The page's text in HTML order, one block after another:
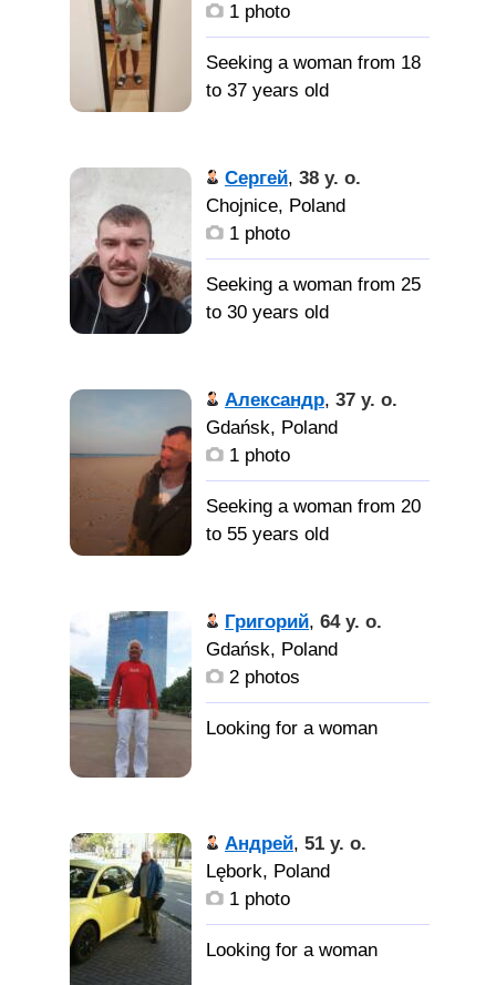
1 photo
Seeking a woman from 18
to 37 years old
Сергей, 38 y. o.
Chojnice, Poland
1 photo
Seeking a woman from 25
to 30 years old
Александр, 37 y. o.
Gdańsk, Poland
1 photo
Seeking a woman from 20
to 55 years old
Григорий, 64 y. o.
Gdańsk, Poland
2 photos
Андрей, 51 y. o.
Lębork, Poland
1 photo